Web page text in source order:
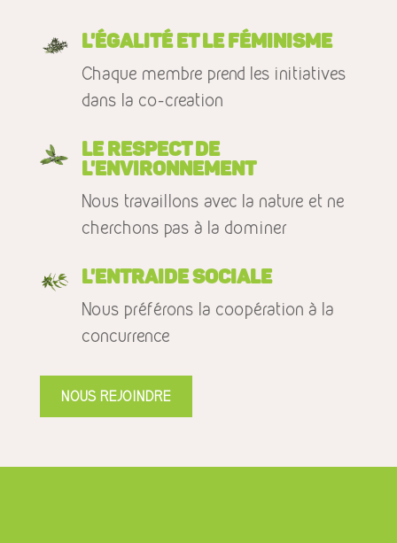
L'égalité et le féminisme
Chaque membre prend les initiatives
dans la co-creation
Le respect de
l'environnement
Nous travaillons avec la nature et ne
cherchons pas à la dominer
L'entraide sociale
Nous préférons la coopération à la
concurrence
NOUS REJOINDRE